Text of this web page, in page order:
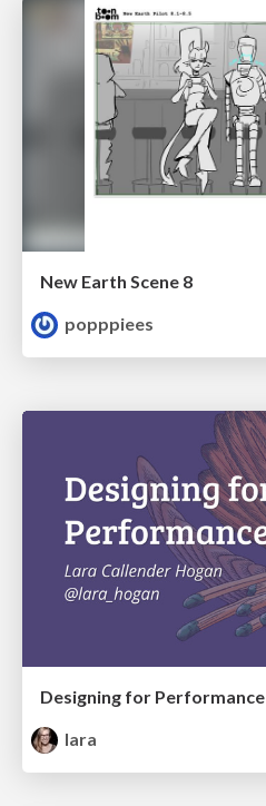
New Earth Scene 8
popppiees
Designing for Performance
lara